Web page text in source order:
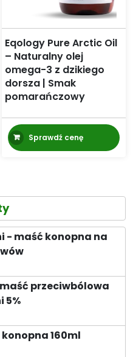
Eqology Pure Arctic Oil
– Naturalny olej
omega-3 z dzikiego
dorsza | Smak
pomarańczowy
Sprawdź cenę
- maść konopna na
od
zł
przeciwbólowa
5%
160ml